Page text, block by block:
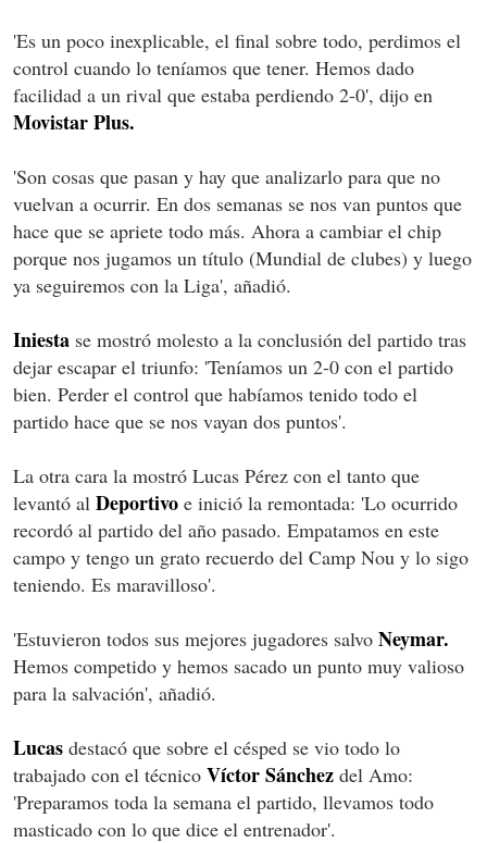
'Es un poco inexplicable, el final sobre todo, perdimos el
control cuando lo teníamos que tener. Hemos dado
facilidad a un rival que estaba perdiendo 2-0', dijo en
Movistar Plus.
'Son cosas que pasan y hay que analizarlo para que no
vuelvan a ocurrir. En dos semanas se nos van puntos que
hace que se apriete todo más. Ahora a cambiar el chip
porque nos jugamos un título (Mundial de clubes) y luego
ya seguiremos con la Liga', añadió.
Iniesta se mostró molesto a la conclusión del partido tras
dejar escapar el triunfo: 'Teníamos un 2-0 con el partido
bien. Perder el control que habíamos tenido todo el
partido hace que se nos vayan dos puntos'.
La otra cara la mostró Lucas Pérez con el tanto que
levantó al Deportivo e inició la remontada: 'Lo ocurrido
recordó al partido del año pasado. Empatamos en este
campo y tengo un grato recuerdo del Camp Nou y lo sigo
teniendo. Es maravilloso'.
'Estuvieron todos sus mejores jugadores salvo Neymar.
Hemos competido y hemos sacado un punto muy valioso
para la salvación', añadió.
Lucas destacó que sobre el césped se vio todo lo
trabajado con el técnico Víctor Sánchez del Amo:
'Preparamos toda la semana el partido, llevamos todo
masticado con lo que dice el entrenador'.